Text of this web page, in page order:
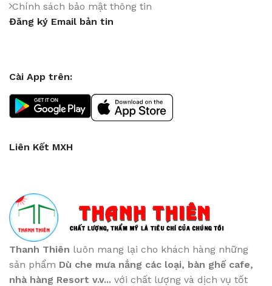
Chính sách bảo mật thông tin
Đăng ký Email bản tin
Cài App trên:
Liên Kết MXH
Thanh Thiên luôn mang lại cho khách hàng những
sản phẩm Dù che mưa nắng các loại, bàn ghế cafe,
nhà hàng Resort v.v... với chất lượng và dịch vụ tốt